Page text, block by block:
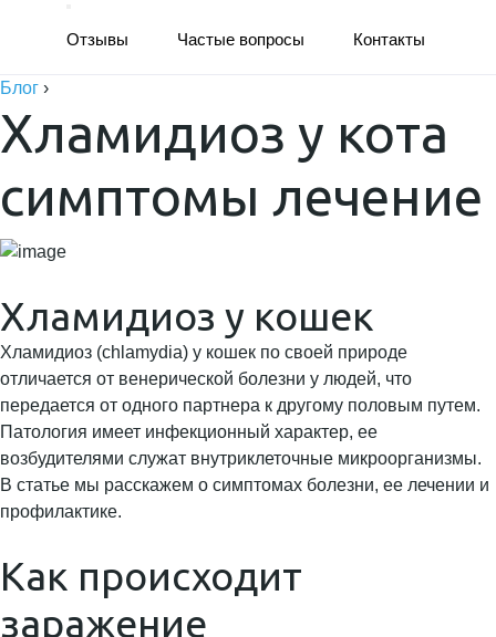
Отзывы Частые вопросы Контакты
Блог ›
Хламидиоз у кота
симптомы лечение
Хламидиоз у кошек
Хламидиоз (chlamydia) у кошек по своей природе
отличается от венерической болезни у людей, что
передается от одного партнера к другому половым путем.
Патология имеет инфекционный характер, ее
возбудителями служат внутриклеточные микроорганизмы.
В статье мы расскажем о симптомах болезни, ее лечении и
профилактике.
Как происходит
заражение